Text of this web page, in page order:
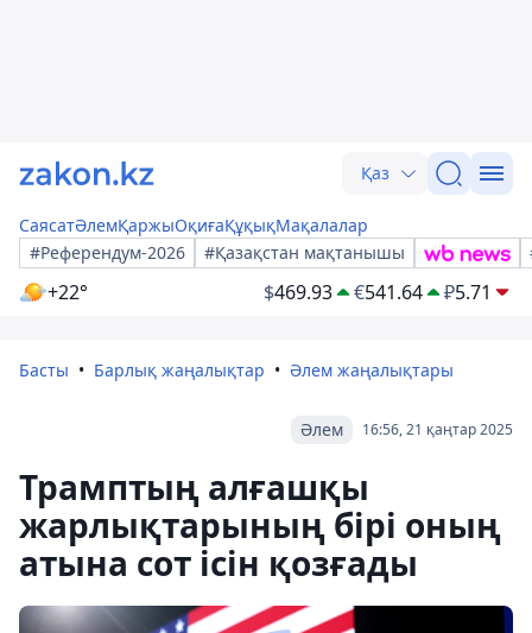
Қаз
СаясатӘлемҚаржыОқиғаҚұқықМақалалар
#Референдум-2026
#Қазақстан мақтанышы
+22° $469.93 €541.64 ₽5.71
Басты Барлық жаңалықтар Әлем жаңалықтары
16:56, 21 қаңтар 2025
Әлем
Трамптың алғашқы
жарлықтарының бірі оның
атына сот ісін қозғады